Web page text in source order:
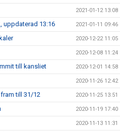
2021-01-12 13:08
uppdaterad 13:16 2021-01-11 09:46
2020-12-22 11:05
2020-12-08 11:24
till kansliet 2020-12-01 14:58
2020-11-26 12:42
till 31/12 2020-11-25 13:51
2020-11-19 17:40
2020-11-13 11:31